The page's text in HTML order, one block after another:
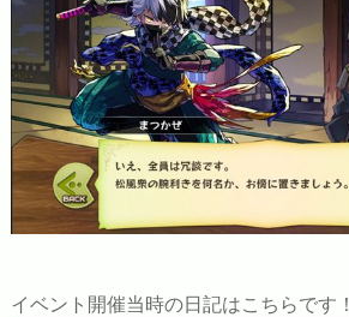
イベント開催当時の日記はこちらです！